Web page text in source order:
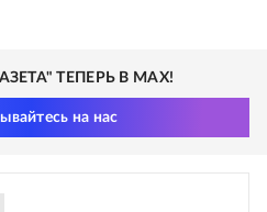
ТЕПЕРЬ В MAX!
на нас